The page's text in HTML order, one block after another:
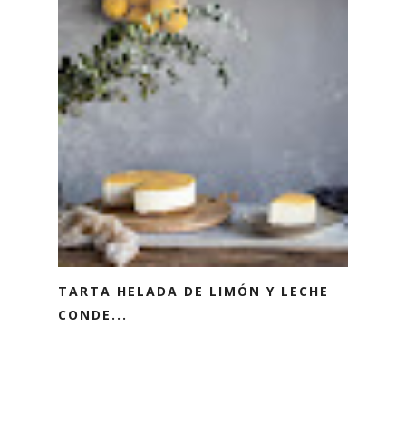
TARTA HELADA DE LIMÓN Y LECHE
CONDE...